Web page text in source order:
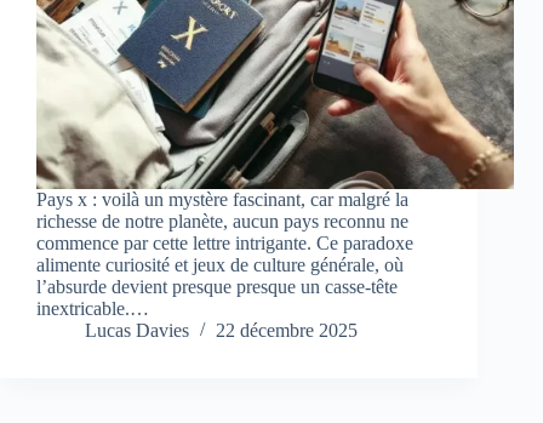
Pays x : voilà un mystère fascinant, car malgré la
richesse de notre planète, aucun pays reconnu ne
commence par cette lettre intrigante. Ce paradoxe
alimente curiosité et jeux de culture générale, où
l’absurde devient presque presque un casse-tête
inextricable.…
Lucas Davies
22 décembre 2025